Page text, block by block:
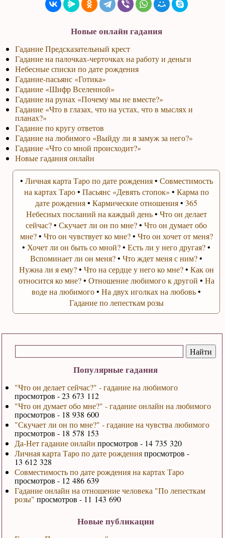
Популярные гадания
"Что он делает сейчас?" - гадание на любимого
просмотров - 23 673 112
"Что он думает обо мне?" - гадание онлайн на любимого
просмотров - 18 938 600
"Скучает ли он по мне?" - гадание на чувства любимого
просмотров - 18 578 153
Да-Нет гадание онлайн просмотров - 14 735 320
Личная карта Таро по дате рожденияпросмотров -
13 612 328
Совместимость по дате рождения на картах Таро
просмотров - 12 486 639
Гадание онлайн на отношение человека "По лепесткам
розы" просмотров - 11 143 690
Новые публикации
Новые онлайн гадания
Гадание Предсказательный крест
Гадание на палочках-черточках на работу и деньги
Небесные списки по дате рождения
Гадание-пасьянс «Готика»
Гадание «Шифр Вселенной»
Гадание на рунах «Почему мы не вместе?»
Гадание «Что в глазах, что на устах, что в мыслях и
планах?»
Гадание по кругу ответов
Гадание на любимого «Выйду ли я замуж за него?»
Гадание «Что со мной происходит?»
Новые гадания онлайн
• Личная карта Таро по дате рождения• Совместимость
на картах Таро• Пасьянс «Девять стопок» • Карма по
дате рождения•Кармические отношения•365
Небесных посланий на каждый день• Что он делает
сейчас?•Скучает ли он по мне?•Что он думает обо
мне?• Что он чувствует ко мне?• Что он хочет от меня?
• Хочет ли он быть со мной?•Есть ли у него другая?•
Вспоминает ли он меня?•Что ждет меня с ним?•
Нужна ли я ему?• Что на сердце у него ко мне?• Как он
относится ко мне?• Отношение любимого к другой • На
воде на любимого•На двух иголках на любовь•
Гадание по лепесткам розы